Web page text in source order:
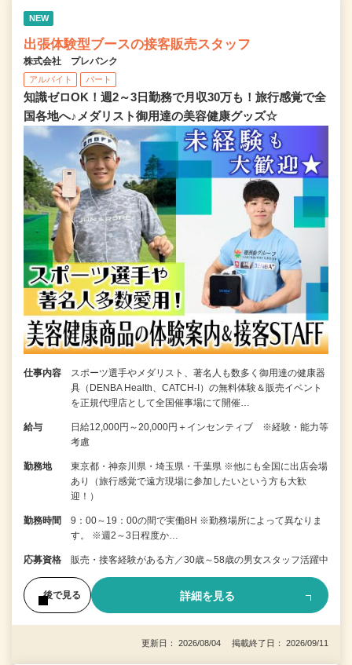
NEW
出張体験型ブースの接客販売スタッフ
株式会社 プレバンク
アルバイト パート
知識ゼロOK！週2～3日勤務で月収30万も！旅行感覚で全
国各地へ♪メダリスト御用達の美容健康グッズ☆
仕事内容
スポーツ選手やメダリスト、著名人も数多く御用達の健康器
具（DENBA Health、CATCH-I）の無料体験＆販売イベント
を正規代理店として全国催事場にて開催…
給与
日給12,000円～20,000円＋インセンティブ ※経験・能力等
考慮
勤務地
東京都・神奈川県・埼玉県・千葉県 ※他にも全国に出店会場
あり（旅行感覚で遠方現場に参加したいという方も大歓
迎！）
勤務時間
9：00～19：00の間で実働8H ※勤務場所によって異なりま
す。 ※週2～3日程度か…
応募資格 販売・接客経験がある方／30歳～58歳の男女スタッフ活躍中
後で見る 詳細を見る
更新日： 2026/08/04 掲載終了日： 2026/09/11